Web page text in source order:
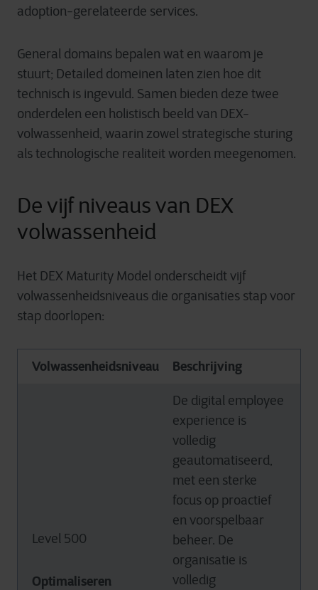
adoption-gerelateerde services.
General domains bepalen wat en waarom je
stuurt; Detailed domeinen laten zien hoe dit
technisch is ingevuld. Samen bieden deze twee
onderdelen een holistisch beeld van DEX-
volwassenheid, waarin zowel strategische sturing
als technologische realiteit worden meegenomen.
De vijf niveaus van DEX
volwassenheid
Het DEX Maturity Model onderscheidt vijf
volwassenheidsniveaus die organisaties stap voor
stap doorlopen:
Volwassenheidsniveau Beschrijving
Level 500
Optimaliseren
De digital employee
experience is
volledig
geautomatiseerd,
met een sterke
focus op proactief
en voorspelbaar
beheer. De
organisatie is
volledig